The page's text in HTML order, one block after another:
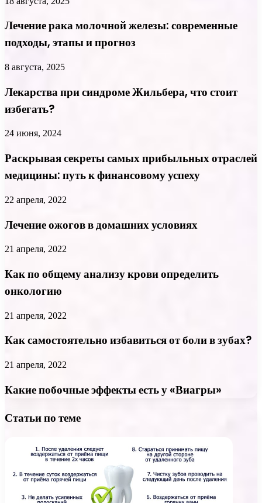
Лечение рака молочной железы: современные
подходы, этапы и прогноз
8 августа, 2025
Лекарства при синдроме Жильбера, что стоит
избегать?
24 июня, 2024
Раскрывая секреты самых прибыльных отраслей
медицины: путь к финансовому успеху
22 апреля, 2022
Лечение ожогов в домашних условиях
21 апреля, 2022
Как по общему анализу крови определить
онкологию
21 апреля, 2022
Как самостоятельно избавиться от боли в зубах?
21 апреля, 2022
Какие побочные эффекты есть у «Виагры»
Статьи по теме